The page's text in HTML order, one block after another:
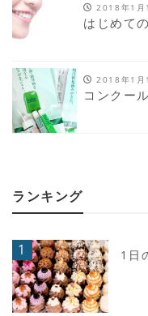
2018年1月
はじめて
2018年1月
コンクー
ランキング
1 1日